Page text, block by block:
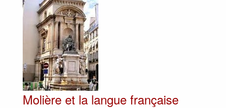
Molière et la langue française